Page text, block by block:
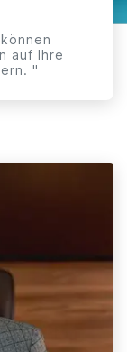
auf Ihre
"